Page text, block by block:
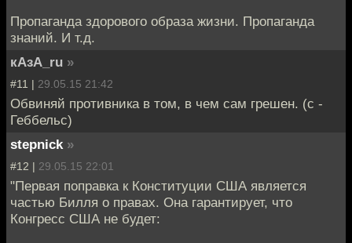
Пропаганда здорового образа жизни. Пропаганда
знаний. И т.д.
кАзА_ru »
#11 | 29.05.15 21:42
Обвиняй противника в том, в чем сам грешен. (с -
Геббельс)
stepnick »
#12 | 29.05.15 22:01
"Первая поправка к Конституции США является
частью Билля о правах. Она гарантирует, что
Конгресс США не будет: